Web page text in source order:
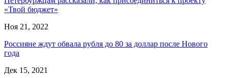
«Твой бюджет»
Ноя 21, 2022
Россияне ждут обвала рубля до 80 за доллар после Нового
года
Дек 15, 2021